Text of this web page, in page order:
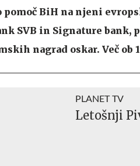
BiH na njeni
SVB in Signature
nagrad oskar. Več ob
PLANET TV
Letošnji